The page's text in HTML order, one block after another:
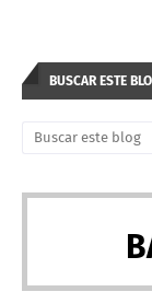
BUSCAR ESTE